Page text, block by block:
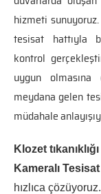
hizmeti
tesisat hattıyla
kontrol
uygun
meydana gelen
müdahale
Klozet
Kameralı
hızlıca çözüyoruz.